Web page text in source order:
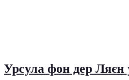
Урсула фон дер Ляєн